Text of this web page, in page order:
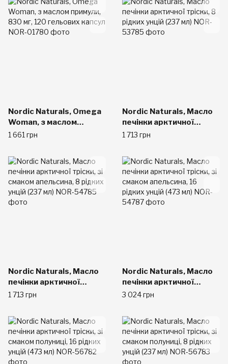
омега-3 і коферментом
Q10, 1000 мг, 120
м'яких
вкусом, 1000 мг, 60
мягких желатиновых
капсул с жидкостью
Nordic Naturals, Omega
Woman, з маслом
примули, 830 мг, 120
1 661 грн
Nordic Naturals, Масло
печінки арктичної
тріски, 8 рідких унцій
1 713 грн
Nordic Naturals, Масло
печінки арктичної
тріски, зі смаком
унцій (237 мл)
1 713 грн
Nordic Naturals, Масло
печінки арктичної
тріски, зі смаком
унцій (473 мл)
3 024 грн